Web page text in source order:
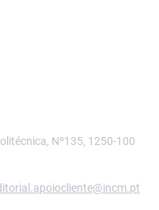
Nº135, 1250-100